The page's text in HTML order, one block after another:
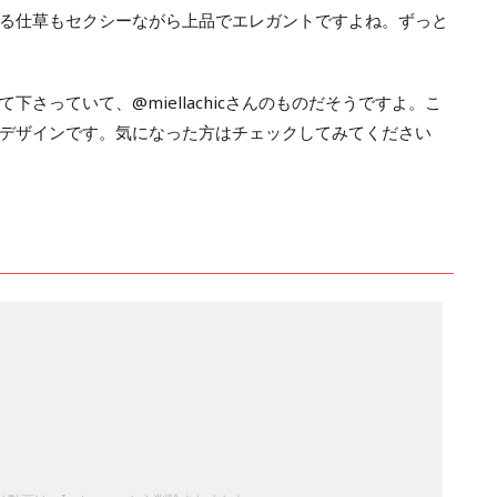
仕草もセクシーながら上品でエレガントですよね。ずっと
下さっていて、@miellachicさんのものだそうですよ。こ
ザインです。気になった方はチェックしてみてください